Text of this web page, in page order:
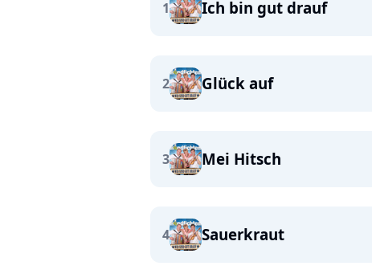
1 Ich bin gut drauf
2 Glück auf
3 Mei Hitsch
4 Sauerkraut